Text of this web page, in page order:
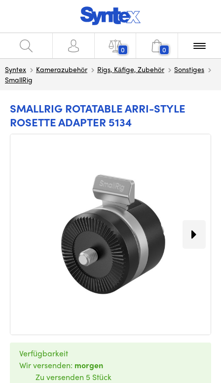
0 0
Syntex Kamerazubehör Rigs, Käfige, Zubehör
Sonstiges
SmallRig
SMALLRIG ROTATABLE ARRI-STYLE
ROSETTE ADAPTER 5134
Verfügbarkeit
Wir versenden: morgen
Zu versenden 5 Stück